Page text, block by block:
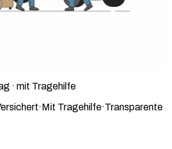
· mit Tragehilfe
·Mit Tragehilfe·Transparente